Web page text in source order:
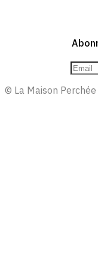
© La Maison